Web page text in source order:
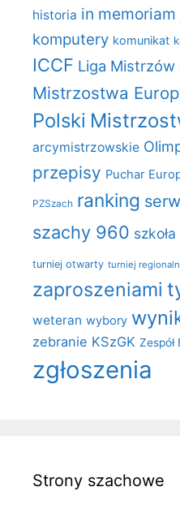
historia in memoriam
komputery komunikat
ICCF Liga Mistrzów
Mistrzostwa
Polski
arcymistrzowskie
przepisy Puchar
PZSzach ranking
szachy 960 szkoła
turniej otwarty turniej
zaproszeniami
weteran wybory
zebranie KSzGK
zgłoszenia
Strony szachowe